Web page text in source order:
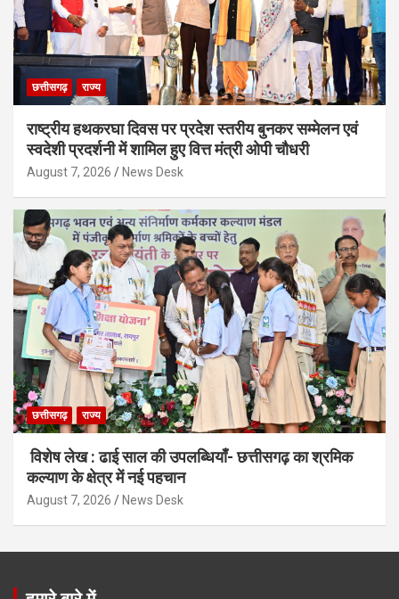
छत्तीसगढ़ राज्य
राष्ट्रीय हथकरघा दिवस पर प्रदेश स्तरीय बुनकर सम्मेलन एवं
स्वदेशी प्रदर्शनी में शामिल हुए वित्त मंत्री ओपी चौधरी
August 7, 2026 News Desk
छत्तीसगढ़ राज्य
विशेष लेख : ढाई साल की उपलब्धियाँ- छत्तीसगढ़ का श्रमिक
कल्याण के क्षेत्र में नई पहचान
August 7, 2026 News Desk